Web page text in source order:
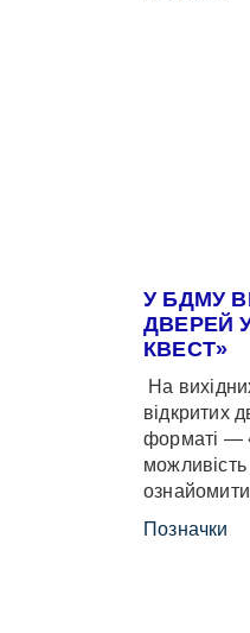
У БДМУ
ДВЕРЕЙ
КВЕСТ»
На
відкритих
форматі —
Позначки